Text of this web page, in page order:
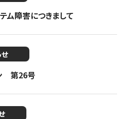
ム障害につきまして
第26号